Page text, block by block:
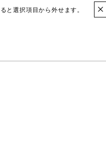
と選択項目から外せます。